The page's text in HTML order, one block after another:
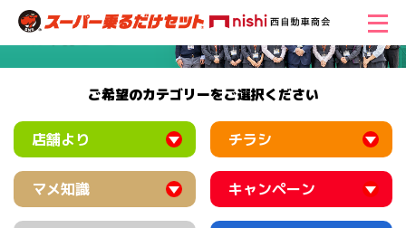
ご希望のカテゴリーをご選択ください
店舗より チラシ
マメ知識 キャンペーン